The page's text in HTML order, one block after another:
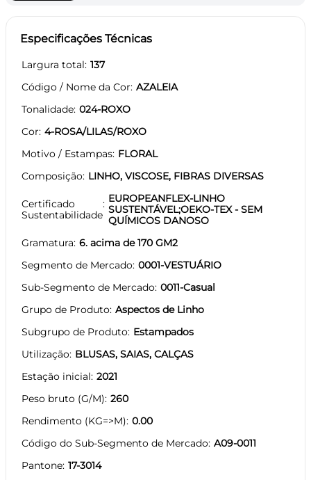
Especificações Técnicas
Largura total 137
Código / Nome da Cor AZALEIA
Tonalidade 024-ROXO
Cor 4-ROSA/LILAS/ROXO
Motivo / Estampas FLORAL
Composição LINHO, VISCOSE, FIBRAS DIVERSAS
Certificado
Sustentabilidade
EUROPEANFLEX-LINHO
SUSTENTÁVEL;OEKO-TEX - SEM
QUÍMICOS DANOSO
Gramatura 6. acima de 170 GM2
Segmento de Mercado 0001-VESTUÁRIO
Sub-Segmento de Mercado 0011-Casual
Grupo de Produto Aspectos de Linho
Subgrupo de Produto Estampados
Utilização BLUSAS, SAIAS, CALÇAS
Estação inicial 2021
Peso bruto (G/M) 260
Rendimento (KG=>M) 0.00
Código do Sub-Segmento de Mercado A09-0011
Pantone 17-3014